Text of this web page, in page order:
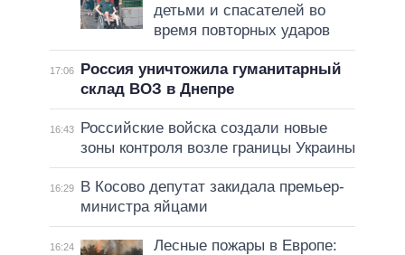
детьми и спасателей во
время повторных ударов
17:06
Россия уничтожила гуманитарный
склад ВОЗ в Днепре
16:43
Российские войска создали новые
зоны контроля возле границы Украины
16:29
В Косово депутат закидала премьер-
министра яйцами
16:24
Лесные пожары в Европе: